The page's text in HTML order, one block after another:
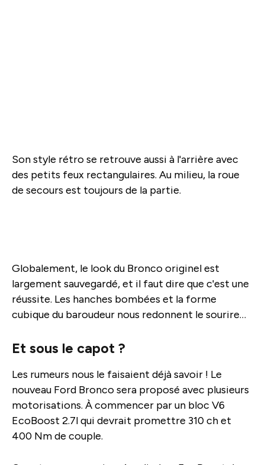
Son style rétro se retrouve aussi à l'arrière avec
des petits feux rectangulaires. Au milieu, la roue
de secours est toujours de la partie.
Globalement, le look du Bronco originel est
largement sauvegardé, et il faut dire que c'est une
réussite. Les hanches bombées et la forme
cubique du baroudeur nous redonnent le sourire…
Et sous le capot ?
Les rumeurs nous le faisaient déjà savoir ! Le
nouveau Ford Bronco sera proposé avec plusieurs
motorisations. À commencer par un bloc V6
EcoBoost 2.7l qui devrait promettre 310 ch et
400 Nm de couple.